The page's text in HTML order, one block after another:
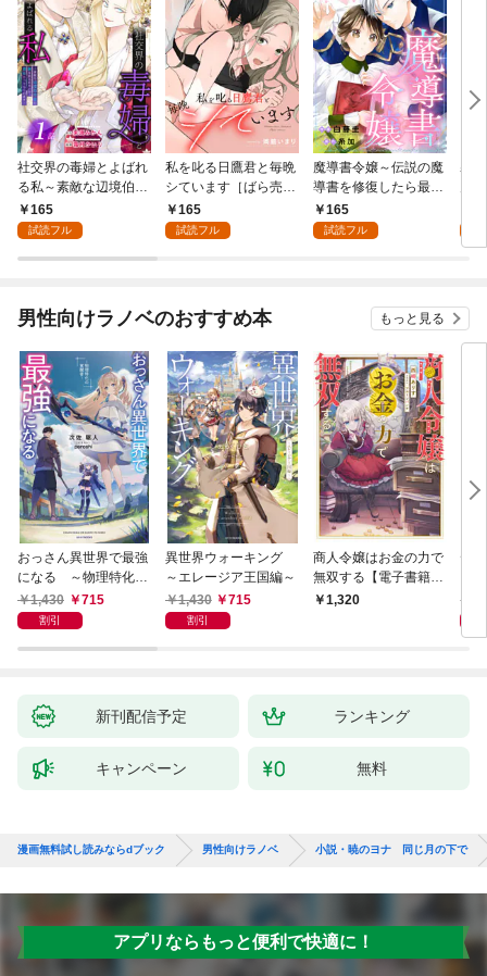
社交界の毒婦とよばれ
る私～素敵な辺境伯令
息に腕を折られたの
で、責任とってもらい
第1話
165
試読フル
私を叱る日鷹君と毎晩
シています［ばら売
り］ 第1話
165
試読フル
魔導書令嬢～伝説の魔
導書を修復したら最強
の精霊が味方になりま
した（クールな王弟殿
165
試読フル
寡
の
～
男性向けラノベのおすすめ本 もっと見る
おっさん異世界で最強
になる ～物理特化の
覚醒者～
1,430 715
割引
異世界ウォーキング
～エレージア王国編～
1,430
715
割引
商人令嬢はお金の力で
無双する【電子書籍限
定書き下ろしSS付
1,320
デ
新刊配信予定 ランキング
キャンペーン 無料
漫画無料試し読みならdブック 男性向けラノベ 小説・暁のヨナ 同じ月の下で
アプリならもっと便利で快適に！